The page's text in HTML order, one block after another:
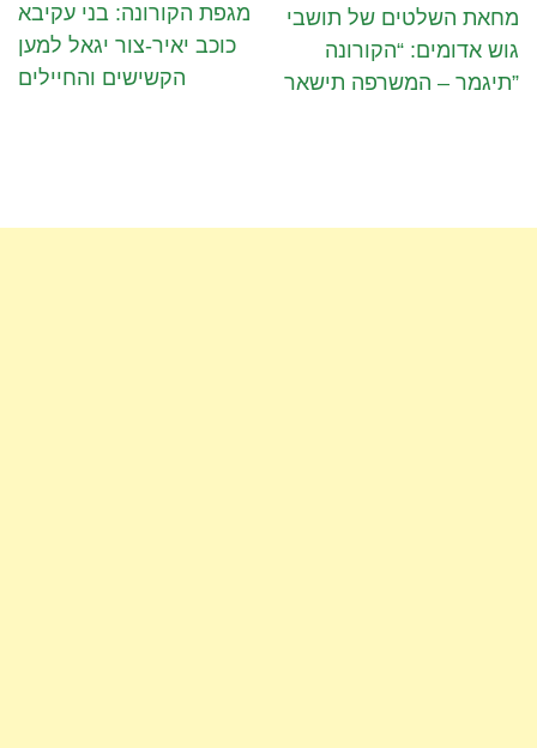
מגפת הקורונה: בני עקיבא
כוכב יאיר-צור יגאל למען
הקשישים והחיילים
מחאת השלטים של תושבי
גוש אדומים: “הקורונה
תיגמר – המשרפה תישאר”